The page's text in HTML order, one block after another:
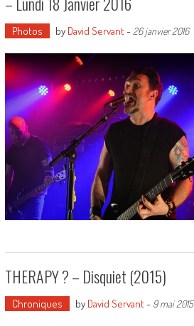
Photos by David Servant- 26 janvier 2016
THERAPY ? – Disquiet (2015)
Chroniques by David Servant- 9 mai 2015